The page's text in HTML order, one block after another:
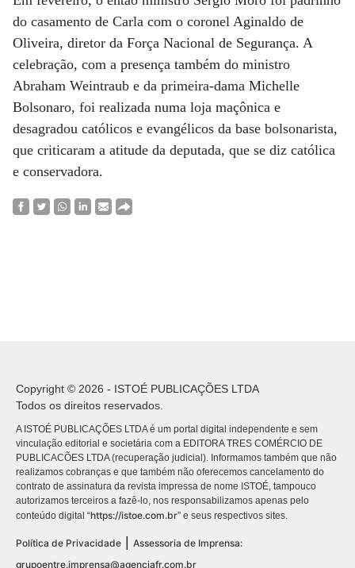
do casamento de Carla com o coronel Aginaldo de
Oliveira, diretor da Força Nacional de Segurança. A
celebração, com a presença também do ministro
Abraham Weintraub e da primeira-dama Michelle
Bolsonaro, foi realizada numa loja maçônica e
desagradou católicos e evangélicos da base bolsonarista,
que criticaram a atitude da deputada, que se diz católica
e conservadora.
Copyright © 2026 - ISTOÉ PUBLICAÇÕES LTDA
Todos os direitos reservados.
A ISTOÉ PUBLICAÇÕES LTDA é um portal digital independente e sem
vinculação editorial e societária com a EDITORA TRES COMÉRCIO DE
PUBLICACÕES LTDA (recuperação judicial). Informamos também que não
realizamos cobranças e que também não oferecemos cancelamento do
contrato de assinatura da revista impressa de nome ISTOÉ, tampouco
autorizamos terceiros a fazê-lo, nos responsabilizamos apenas pelo
conteúdo digital “https://istoe.com.br” e seus respectivos sites.
Política de Privacidade
Assessoria de Imprensa:
grupoentre.imprensa@agenciafr.com.br